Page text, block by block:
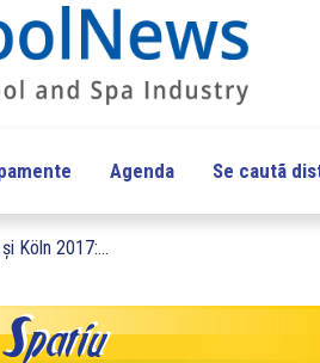
Agenda Se cautã
Köln 2017:...